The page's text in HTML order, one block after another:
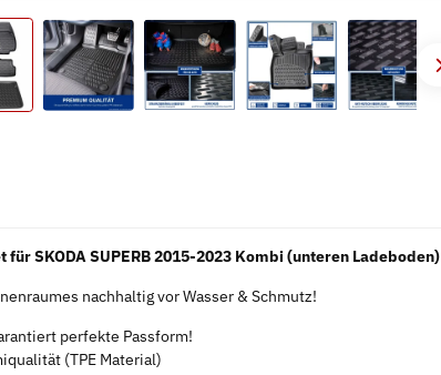
SKODA SUPERB 2015-2023 Kombi (unteren Ladeboden)
nachhaltig vor Wasser & Schmutz!
perfekte Passform!
(TPE Material)